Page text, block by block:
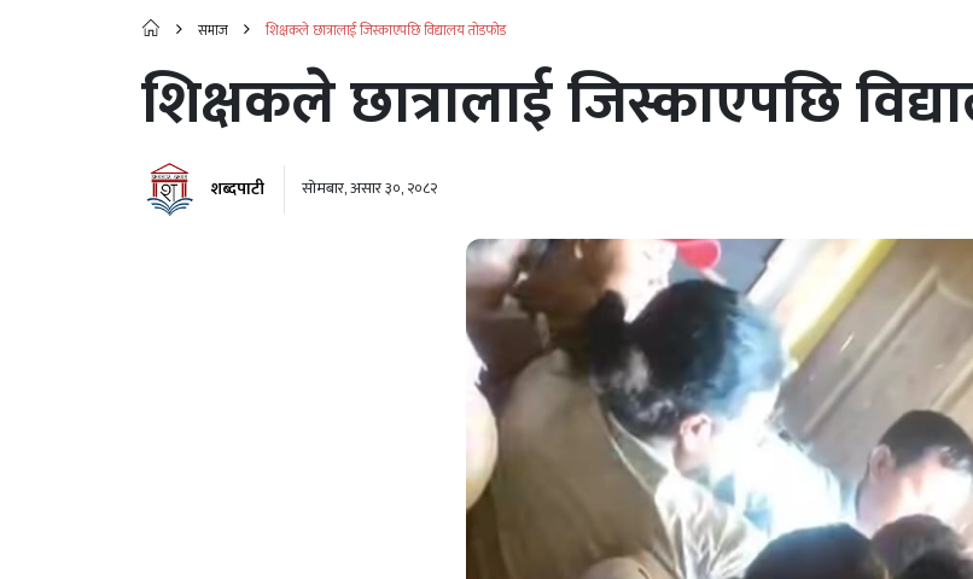
समाज शिक्षकले छात्रालाई जिस्काएपछि विद्यालय तोडफोड
शिक्षकले छात्रालाई जिस्काएपछि
शब्दपाटी सोमबार, असार ३०, २०८२